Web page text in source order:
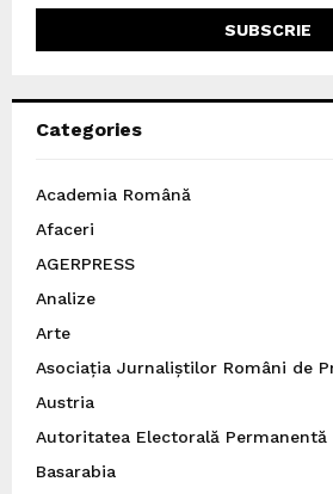
Categories
Academia Română
Afaceri
AGERPRESS
Analize
Arte
Asociația Jurnaliștilor Români de
Austria
Autoritatea Electorală Permanentă
Basarabia